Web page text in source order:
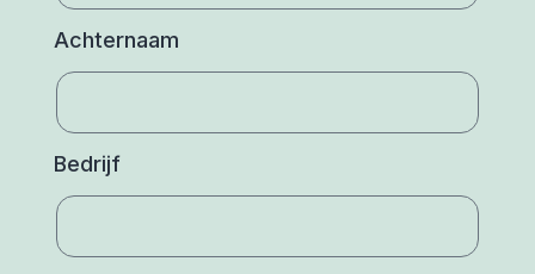
Achternaam
Bedrijf